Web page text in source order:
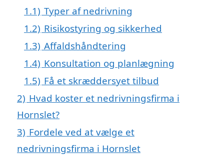
1.1) Typer af nedrivning
1.2) Risikostyring og sikkerhed
1.3) Affaldshåndtering
1.4) Konsultation og planlægning
1.5) Få et skræddersyet tilbud
2) Hvad koster et nedrivningsfirma i
Hornslet?
3) Fordele ved at vælge et
nedrivningsfirma i Hornslet